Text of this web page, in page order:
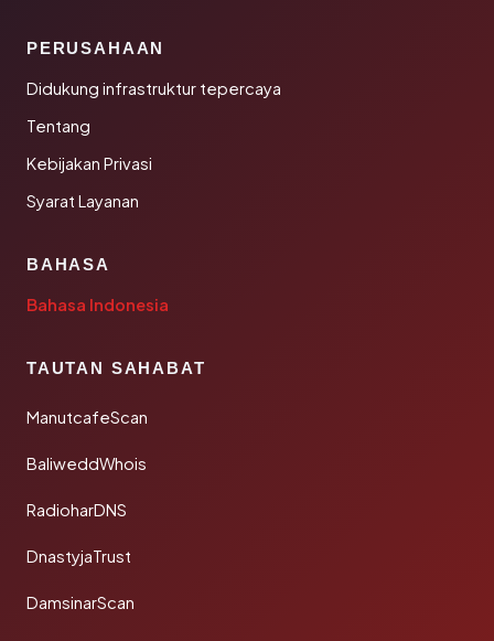
PERUSAHAAN
Didukung infrastruktur tepercaya
Tentang
Kebijakan Privasi
Syarat Layanan
BAHASA
Bahasa Indonesia
TAUTAN SAHABAT
ManutcafeScan
BaliweddWhois
RadioharDNS
DnastyjaTrust
DamsinarScan